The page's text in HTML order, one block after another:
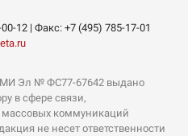
12 | Факс: +7 (495) 785-17-01
Эл № ФС77-67642 выдано
в сфере связи,
коммуникаций
не несет ответственности